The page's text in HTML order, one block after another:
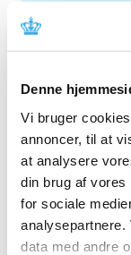
Denne
Vi bruger
annoncer, til at
at analysere
din brug af vores
for sociale
analysepartnere.
data med andre
2018 (150)
2016 (167)
2015 (33)
2014 (44)
2013 (49)
2012 (44)
december (2)
november (6)